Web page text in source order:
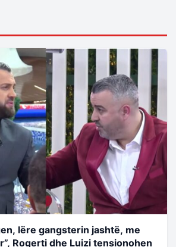
lëre gangsterin jashtë, me
Rogerti dhe Luizi tensionohen